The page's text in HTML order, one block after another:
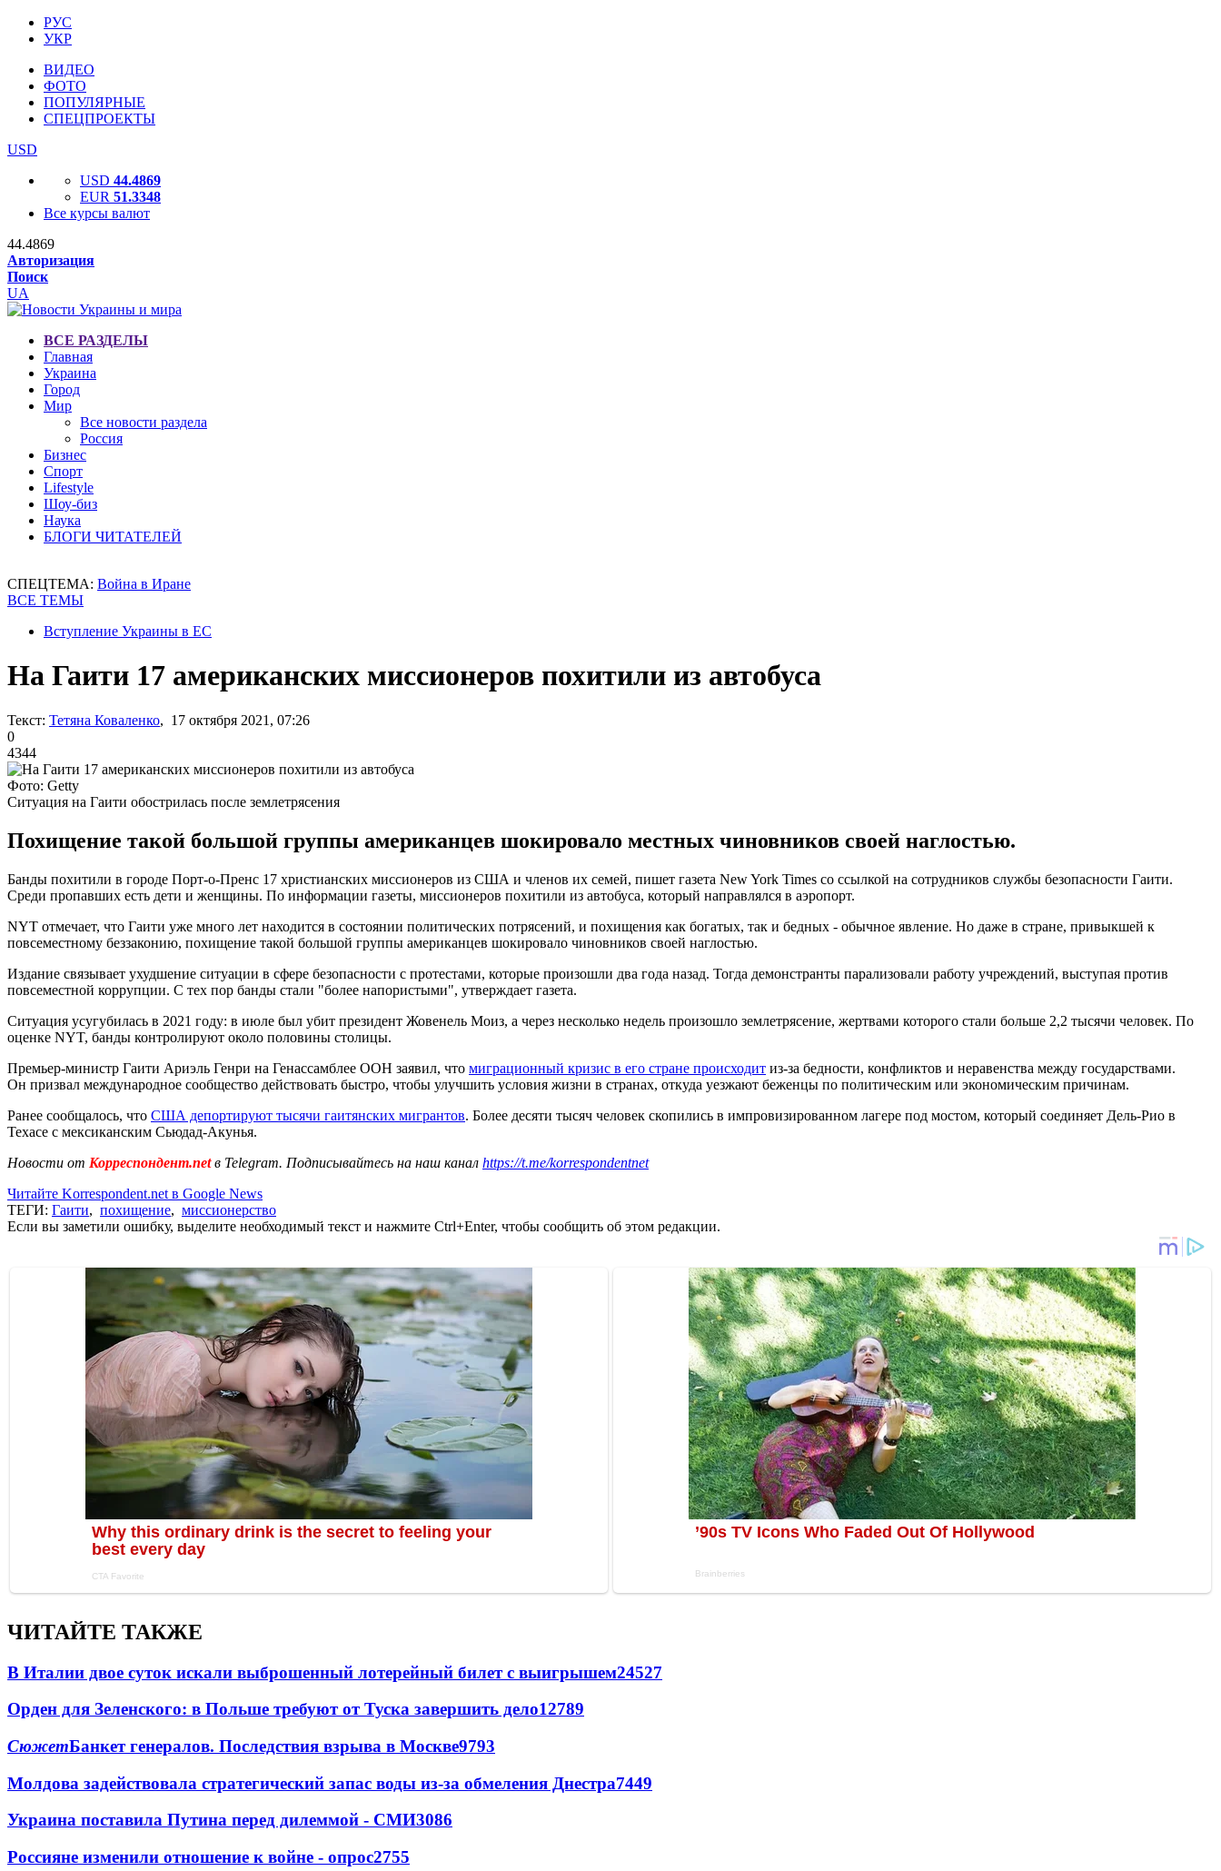
РУС
УКР
ВИДЕО
ФОТО
ПОПУЛЯРНЫЕ
СПЕЦПРОЕКТЫ
USD
USD 44.4869
EUR 51.3348
Все курсы валют
44.4869
Авторизация
Поиск
UA
ВСЕ РАЗДЕЛЫ
Главная
Украина
Город
Мир
Все новости раздела
Россия
Бизнес
Спорт
Lifestyle
Шоу-биз
Наука
БЛОГИ ЧИТАТЕЛЕЙ
СПЕЦТЕМА: Война в Иране
ВСЕ ТЕМЫ
Вступление Украины в ЕС
На Гаити 17 американских миссионеров похитили из автобуса
Текст: Тетяна Коваленко, 17 октября 2021, 07:26
0
4344
Фото: Getty
Ситуация на Гаити обострилась после землетрясения
Похищение такой большой группы американцев шокировало местных чиновников своей наглостью.
Банды похитили в городе Порт-о-Пренс 17 христианских миссионеров из США и членов их семей, пишет газета New York Times со ссылкой на сотрудников службы безопасности Гаити.
Среди пропавших есть дети и женщины. По информации газеты, миссионеров похитили из автобуса, который направлялся в аэропорт.
NYT отмечает, что Гаити уже много лет находится в состоянии политических потрясений, и похищения как богатых, так и бедных - обычное явление. Но даже в стране, привыкшей к
повсеместному беззаконию, похищение такой большой группы американцев шокировало чиновников своей наглостью.
Издание связывает ухудшение ситуации в сфере безопасности с протестами, которые произошли два года назад. Тогда демонстранты парализовали работу учреждений, выступая против
повсеместной коррупции. С тех пор банды стали "более напористыми", утверждает газета.
Ситуация усугубилась в 2021 году: в июле был убит президент Жовенель Моиз, а через несколько недель произошло землетрясение, жертвами которого стали больше 2,2 тысячи человек. По
оценке NYT, банды контролируют около половины столицы.
Премьер-министр Гаити Ариэль Генри на Генассамблее ООН заявил, что миграционный кризис в его стране происходит из-за бедности, конфликтов и неравенства между государствами.
Он призвал международное сообщество действовать быстро, чтобы улучшить условия жизни в странах, откуда уезжают беженцы по политическим или экономическим причинам.
Ранее сообщалось, что США депортируют тысячи гаитянских мигрантов. Более десяти тысяч человек скопились в импровизированном лагере под мостом, который соединяет Дель-Рио в
Техасе с мексиканским Сьюдад-Акунья.
Новости от Корреспондент.netв Telegram. Подписывайтесь на наш канал https://t.me/korrespondentnet
Читайте Korrespondent.net в Google News
ТЕГИ: Гаити, похищение, миссионерство
Если вы заметили ошибку, выделите необходимый текст и нажмите Ctrl+Enter, чтобы сообщить об этом редакции.
ЧИТАЙТЕ ТАКЖЕ
В Италии двое суток искали выброшенный лотерейный билет с выигрышем24527
Орден для Зеленского: в Польше требуют от Туска завершить дело12789
СюжетБанкет генералов. Последствия взрыва в Москве9793
Молдова задействовала стратегический запас воды из-за обмеления Днестра7449
Украина поставила Путина перед дилеммой - СМИ3086
Россияне изменили отношение к войне - опрос2755